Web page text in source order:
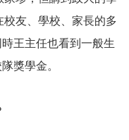
友、學校、家長的多
王主任也看到一般生
獎學金。